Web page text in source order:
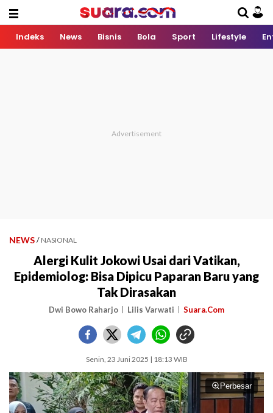
Indeks News Bisnis Bola Sport Lifestyle
NEWS / NASIONAL
Alergi Kulit Jokowi Usai dari Vatikan,
Epidemiolog: Bisa Dipicu Paparan Baru yang
Tak Dirasakan
Dwi Bowo Raharjo Lilis Varwati Suara.Com
Senin, 23 Juni 2025 | 18:13 WIB
Perbesar